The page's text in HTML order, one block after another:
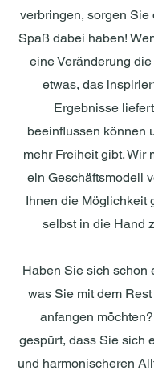
verbringen, sorgen Sie
Spaß dabei haben!
eine Veränderung
etwas, das
Ergebnisse
beeinflussen können
mehr Freiheit gibt. Wir
ein Geschäftsmodell
Ihnen die Möglichkeit
selbst in die Hand
Haben Sie sich schon
was Sie mit dem
anfangen
gespürt, dass Sie sich
und harmonischeren